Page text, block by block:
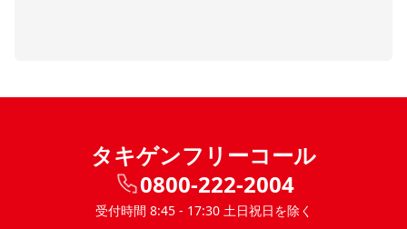
タキゲンフリーコール
0800-222-2004
受付時間 8:45 - 17:30 土日祝日を除く